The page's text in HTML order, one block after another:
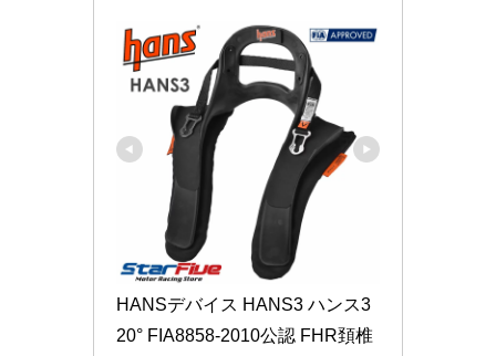
HANSデバイス HANS3 ハンス3
20° FIA8858-2010公認 FHR頚椎